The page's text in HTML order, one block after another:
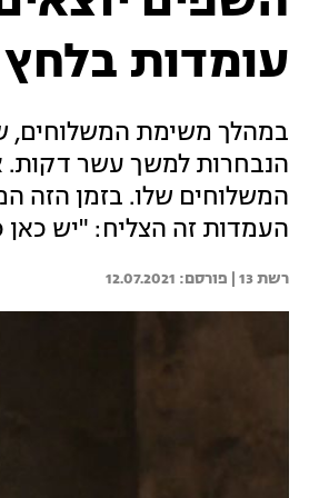
עומדות בלחץ
במהלך משימת המשלוחים,
הנבחרות למשך עשר דקות.
המשלוחים שלו. בזמן הזה
העמדות זה הצליח: "יש כאן
רשת 13 | 12.07.2021